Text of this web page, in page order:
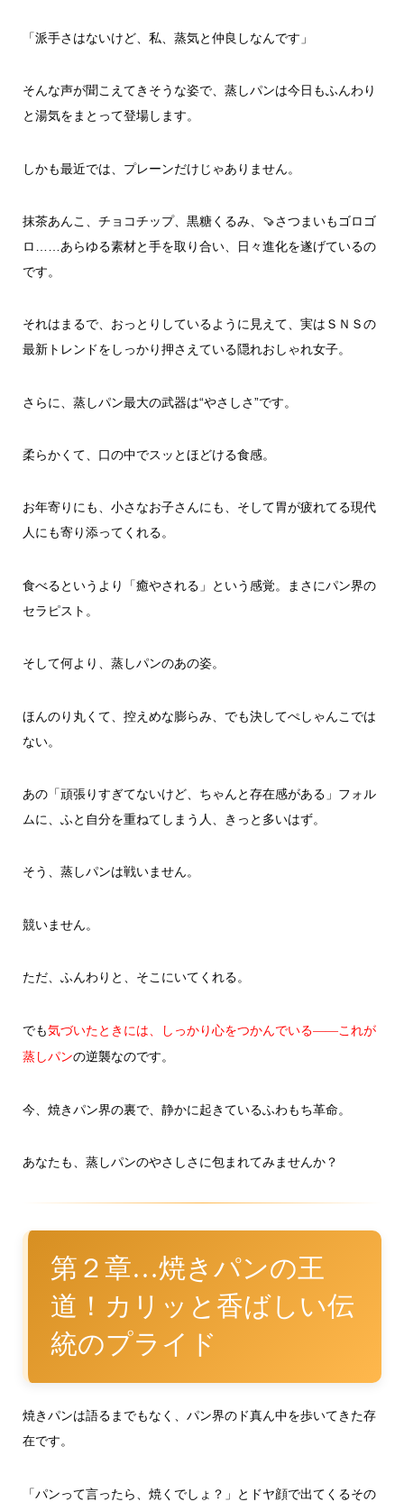
「派手さはないけど、私、蒸気と仲良しなんです」
そんな声が聞こえてきそうな姿で、蒸しパンは今日もふんわり
と湯気をまとって登場します。
しかも最近では、プレーンだけじゃありません。
抹茶あんこ、チョコチップ、黒糖くるみ、🍠さつまいもゴロゴ
ロ……あらゆる素材と手を取り合い、日々進化を遂げているの
です。
それはまるで、おっとりしているように見えて、実はＳＮＳの
最新トレンドをしっかり押さえている隠れおしゃれ女子。
さらに、蒸しパン最大の武器は“やさしさ”です。
柔らかくて、口の中でスッとほどける食感。
お年寄りにも、小さなお子さんにも、そして胃が疲れてる現代
人にも寄り添ってくれる。
食べるというより「癒やされる」という感覚。まさにパン界の
セラピスト。
そして何より、蒸しパンのあの姿。
ほんのり丸くて、控えめな膨らみ、でも決してぺしゃんこでは
ない。
あの「頑張りすぎてないけど、ちゃんと存在感がある」フォル
ムに、ふと自分を重ねてしまう人、きっと多いはず。
そう、蒸しパンは戦いません。
競いません。
ただ、ふんわりと、そこにいてくれる。
でも気づいたときには、しっかり心をつかんでいる――これが
蒸しパンの逆襲なのです。
今、焼きパン界の裏で、静かに起きているふわもち革命。
あなたも、蒸しパンのやさしさに包まれてみませんか？
第２章…焼きパンの王
道！カリッと香ばしい伝
統のプライド
焼きパンは語るまでもなく、パン界のド真ん中を歩いてきた存
在です。
「パンって言ったら、焼くでしょ？」とドヤ顔で出てくるその